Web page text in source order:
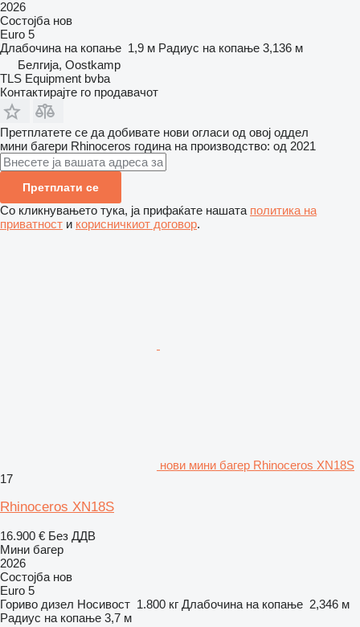
2026
Состојба нов
Euro 5
Длабочина на копање 1,9 м Радиус на копање 3,136 м
Белгија, Oostkamp
TLS Equipment bvba
Контактирајте го продавачот
Претплатете се да добивате нови огласи од овој оддел
мини багери Rhinoceros година на производство: од 2021
Претплати се
Со кликнувањето тука, ја прифаќате нашата политика на
приватност и корисничкиот договор.
нови мини багер Rhinoceros XN18S
17
Rhinoceros XN18S
16.900 € Без ДДВ
Мини багер
2026
Состојба нов
Euro 5
Гориво дизел Носивост 1.800 кг Длабочина на копање 2,346 м
Радиус на копање 3,7 м